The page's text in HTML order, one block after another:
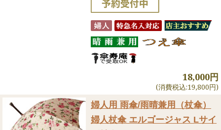
18,000円
(消費税込:19,800円)
婦人用 雨傘/雨晴兼用（杖傘）
婦人杖傘 エルゴージャス Lサイ